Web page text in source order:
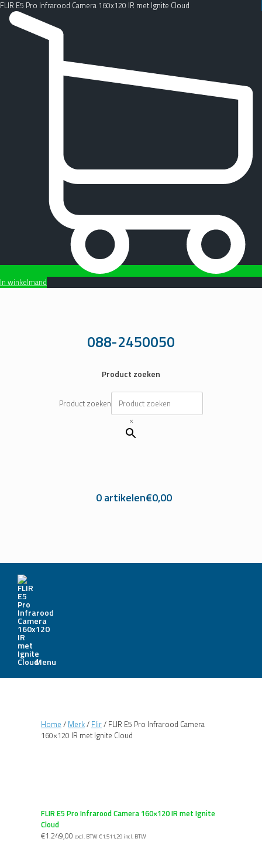
FLIR E5 Pro Infrarood Camera 160x120 IR met Ignite Cloud
In winkelmand
088-2450050
Product zoeken
Product zoeken
×
0 artikelen€0,00
Menu
Home / Merk/ Flir/ FLIR E5 Pro Infrarood Camera
160×120 IR met Ignite Cloud
FLIR E5 Pro Infrarood Camera 160×120 IR met Ignite
Cloud
€1.249,00 excl. BTW €1.511,29 incl. BTW